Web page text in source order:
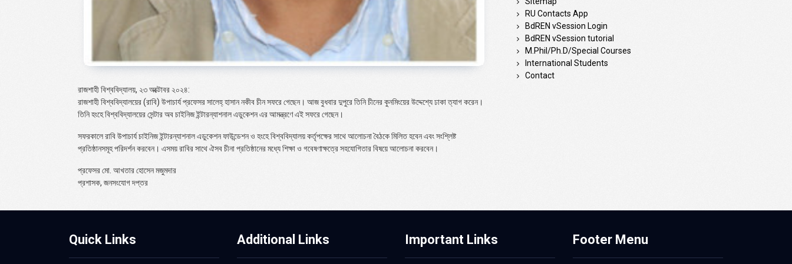
রাজশাহী বিশ্ববিদ্যালয়, ২৩ অক্টোবর ২০২৪:
রাজশাহী বিশ্ববিদ্যালয়ের (রাবি) উপাচার্য প্রফেসর সালেহ্ হাসান নকীব চীন সফরে গেছেন। আজ বুধবার দুপুরে তিনি চীনের কুনমিংয়ের উদ্দেশ্যে ঢাকা ত্যাগ করেন।
তিনি হংহে বিশ্ববিদ্যালয়ের সেন্টার অব চাইনিজ ইন্টারন্যাশনাল এডুকেশন এর আমন্ত্রণে এই সফরে গেছেন।
সফরকালে রাবি উপাচার্য চাইনিজ ইন্টারন্যাশনাল এডুকেশন ফাউন্ডেশন ও হংহে বিশ্ববিদ্যালয় কর্তৃপক্ষের সাথে আলোচনা বৈঠকে মিলিত হবেন এবং সংশ্লিষ্ট
প্রতিষ্ঠানসমূহ পরিদর্শন করবেন। এসময় রাবির সাথে ঐসব চীনা প্রতিষ্ঠানের মধ্যে শিক্ষা ও গবেষণাক্ষত্রে সহযোগিতার বিষয়ে আলোচনা করবেন।
প্রফেসর মো. আখতার হোসেন মজুমদার
প্রশাসক, জনসংযোগ দপ্তর
RU Contacts App
BdREN vSession Login
BdREN vSession tutorial
M.Phil/Ph.D/Special Courses
International Students
Contact
Quick Links Additional Links Important Links Footer Menu